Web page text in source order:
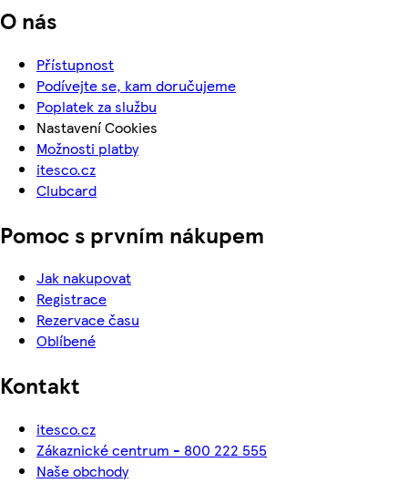
O nás
Přístupnost
Podívejte se, kam doručujeme
Poplatek za službu
Nastavení Cookies
Možnosti platby
itesco.cz
Clubcard
Pomoc s prvním nákupem
Jak nakupovat
Registrace
Rezervace času
Oblíbené
Kontakt
itesco.cz
Zákaznické centrum - 800 222 555
Naše obchody